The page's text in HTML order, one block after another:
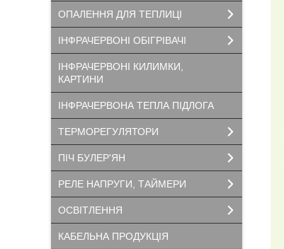
ОПАЛЕННЯ ДЛЯ ТЕПЛИЦІ
ІНФРАЧЕРВОНІ ОБІГРІВАЧІ
ІНФРАЧЕРВОНІ КИЛИМКИ,
КАРТИНИ
ІНФРАЧЕРВОНА ТЕПЛА ПІДЛОГА
ТЕРМОРЕГУЛЯТОРИ
ПІЧ БУЛЕР'ЯН
РЕЛЕ НАПРУГИ, ТАЙМЕРИ
ОСВІТЛЕННЯ
КАБЕЛЬНА ПРОДУКЦІЯ